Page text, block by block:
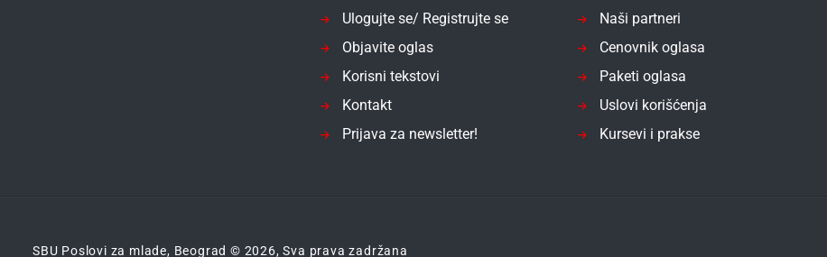
Ulogujte se/ Registrujte se
Objavite oglas
Korisni tekstovi
Kontakt
Prijava za newsletter!
Naši partneri
Cenovnik oglasa
Paketi oglasa
Uslovi korišćenja
Kursevi i prakse
SBU Poslovi za mlade, Beograd © 2026, Sva prava zadržana